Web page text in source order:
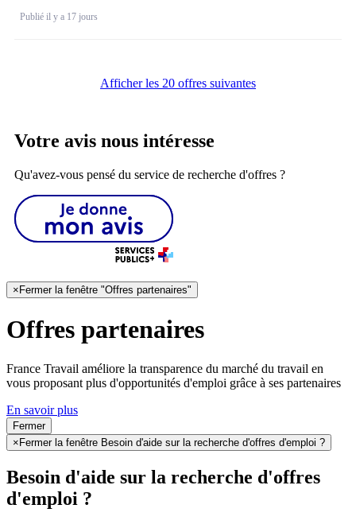
Publié il y a 17 jours
Afficher les 20 offres suivantes
Votre avis nous intéresse
Qu'avez-vous pensé du service de recherche d'offres ?
× Fermer la fenêtre "Offres partenaires"
Offres partenaires
France Travail améliore la transparence du marché du travail en
vous proposant plus d'opportunités d'emploi grâce à ses partenaires
En savoir plus
Fermer
× Fermer la fenêtre Besoin d'aide sur la recherche d'offres d'emploi ?
Besoin d'aide sur la recherche d'offres
d'emploi ?